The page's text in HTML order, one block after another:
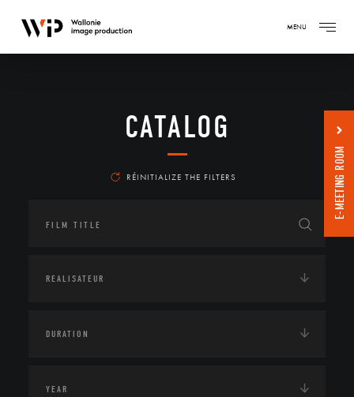
MENU
CATALOG
RÉINITIALIZE THE FILTERS E-MEETING ROOM